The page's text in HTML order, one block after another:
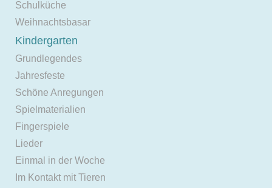
Schulküche
Weihnachtsbasar
Kindergarten
Grundlegendes
Jahresfeste
Schöne Anregungen
Spielmaterialien
Fingerspiele
Lieder
Einmal in der Woche
Im Kontakt mit Tieren